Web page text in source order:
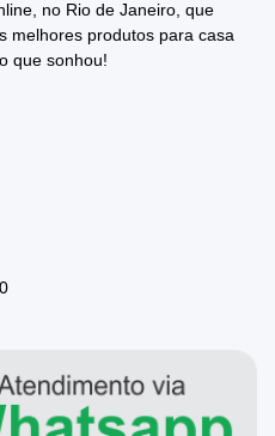
no Rio de Janeiro, que
melhores produtos para casa
que sonhou!